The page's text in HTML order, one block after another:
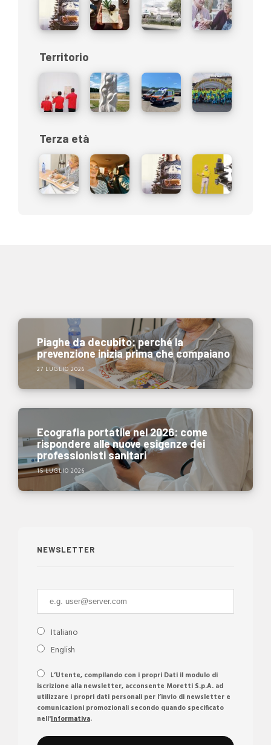
Territorio
Terza età
Piaghe da decubito: perché la
prevenzione inizia prima che compaiano
27 LUGLIO 2026
Ecografia portatile nel 2026: come
rispondere alle nuove esigenze dei
professionisti sanitari
15 LUGLIO 2026
NEWSLETTER
Italiano
English
L’Utente, compilando con i propri Dati il modulo di
iscrizione alla newsletter, acconsente Moretti S.p.A. ad
utilizzare i propri dati personali per l’invio di newsletter e
comunicazioni promozionali secondo quando specificato
nell'Informativa.